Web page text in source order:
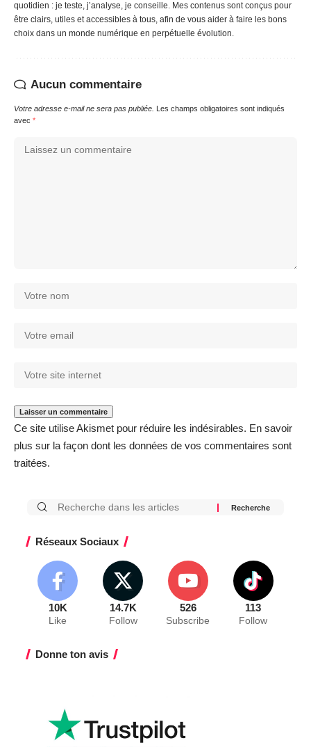
quotidien : je teste, j’analyse, je conseille. Mes contenus sont conçus pour
être clairs, utiles et accessibles à tous, afin de vous aider à faire les bons
choix dans un monde numérique en perpétuelle évolution.
Aucun commentaire
Votre adresse e-mail ne sera pas publiée. Les champs obligatoires sont indiqués
avec *
Ce site utilise Akismet pour réduire les indésirables. En savoir
plus sur la façon dont les données de vos commentaires sont
traitées.
Réseaux Sociaux
10K
Like
14.7K
Follow
526
Subscribe
113
Follow
Donne ton avis